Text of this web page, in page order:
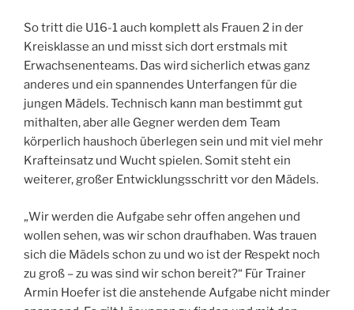
So tritt die U16-1 auch komplett als Frauen 2 in der
Kreisklasse an und misst sich dort erstmals mit
Erwachsenenteams. Das wird sicherlich etwas ganz
anderes und ein spannendes Unterfangen für die
jungen Mädels. Technisch kann man bestimmt gut
mithalten, aber alle Gegner werden dem Team
körperlich haushoch überlegen sein und mit viel mehr
Krafteinsatz und Wucht spielen. Somit steht ein
weiterer, großer Entwicklungsschritt vor den Mädels.
„Wir werden die Aufgabe sehr offen angehen und
wollen sehen, was wir schon draufhaben. Was trauen
sich die Mädels schon zu und wo ist der Respekt noch
zu groß – zu was sind wir schon bereit?“ Für Trainer
Armin Hoefer ist die anstehende Aufgabe nicht minder